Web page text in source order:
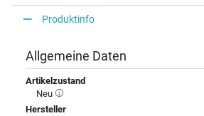
Produktinfo
Allgemeine Daten
Artikelzustand
Neu
Hersteller